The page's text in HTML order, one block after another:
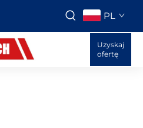
PL
Uzyskaj
ofertę